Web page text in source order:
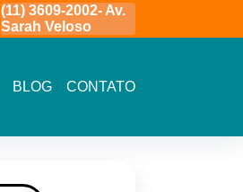
(11) 3609-2002- Av.
Sarah Veloso
BLOG CONTATO